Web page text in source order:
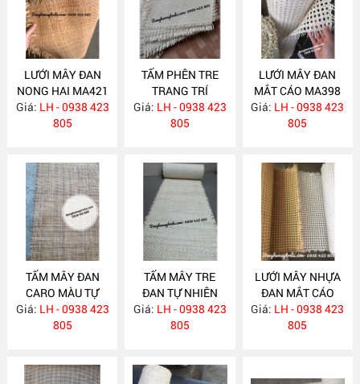
LƯỚI MÂY ĐAN
NONG HAI MA421
Giá: LH - 0938 423
805
TẤM PHÊN TRE
TRANG TRÍ
MA399
Giá: LH - 0938 423
805
LƯỚI MÂY ĐAN
MẮT CÁO MA398
Giá: LH - 0938 423
805
TẤM MÂY ĐAN
CARO MÀU TỰ
NHIÊN MA397
Giá: LH - 0938 423
805
TẤM MÂY TRE
ĐAN TỰ NHIÊN
MA396
Giá: LH - 0938 423
805
LƯỚI MÂY NHỰA
ĐAN MẮT CÁO
MA261
Giá: LH - 0938 423
805